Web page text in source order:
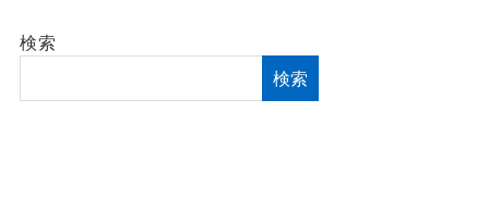
検索
検索